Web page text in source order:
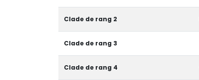
Clade de rang 2
Clade de rang 3
Clade de rang 4